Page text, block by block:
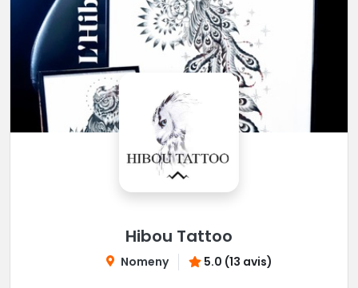
Hibou Tattoo
Nomeny 5.0 (13 avis)